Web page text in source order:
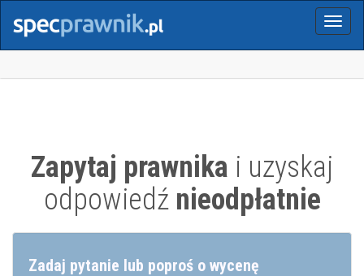
Menu
Zapytaj prawnika i uzyskaj
odpowiedźnieodpłatnie
Zadaj pytanie lub poproś o wycenę